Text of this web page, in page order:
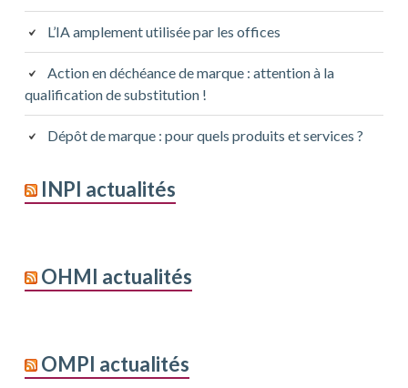
L’IA amplement utilisée par les offices
Action en déchéance de marque : attention à la
qualification de substitution !
Dépôt de marque : pour quels produits et services ?
INPI actualités
OHMI actualités
OMPI actualités